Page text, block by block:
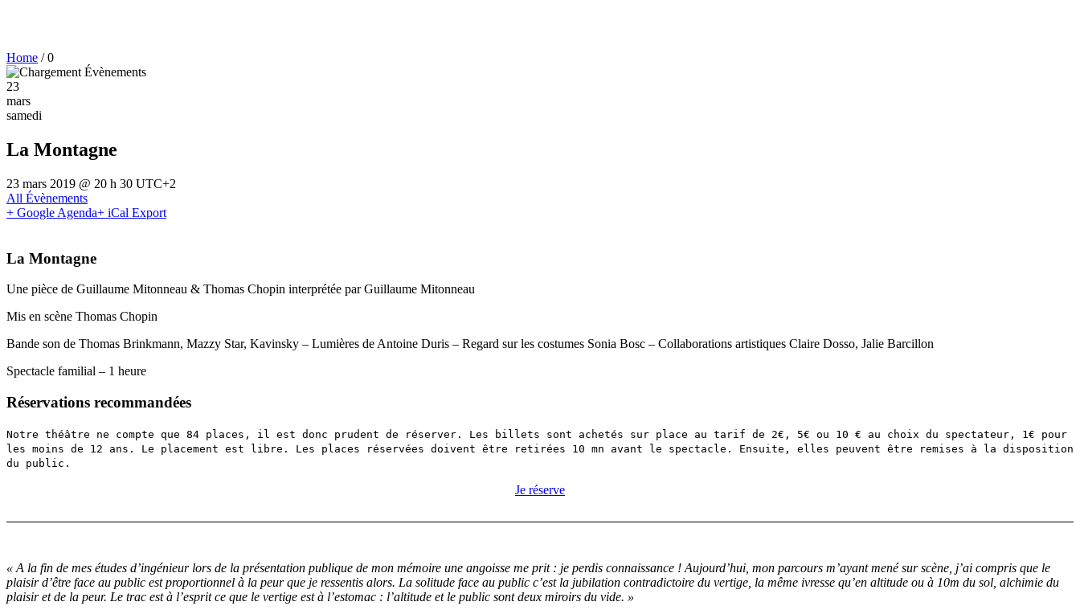
Home /0
23
mars
samedi
La Montagne
23 mars 2019 @ 20 h 30 UTC+2
All Évènements
+ Google Agenda+ iCal Export
La Montagne
Une pièce de Guillaume Mitonneau & Thomas Chopin interprétée par Guillaume Mitonneau
Mis en scène Thomas Chopin
Bande son de Thomas Brinkmann, Mazzy Star, Kavinsky – Lumières de Antoine Duris – Regard sur les costumes Sonia Bosc – Collaborations artistiques Claire Dosso, Jalie Barcillon
Spectacle familial – 1 heure
Réservations recommandées
Notre théâtre ne compte que 84 places, il est donc prudent de réserver. Les billets sont achetés sur place au tarif de 2€, 5€ ou 10 € au choix du spectateur, 1€ pour
les moins de 12 ans. Le placement est libre. Les places réservées doivent être retirées 10 mn avant le spectacle. Ensuite, elles peuvent être remises à la disposition
du public.
Je réserve
« A la fin de mes études d’ingénieur lors de la présentation publique de mon mémoire une angoisse me prit : je perdis connaissance ! Aujourd’hui, mon parcours m’ayant mené sur scène, j’ai compris que le
plaisir d’être face au public est proportionnel à la peur que je ressentis alors. La solitude face au public c’est la jubilation contradictoire du vertige, la même ivresse qu’en altitude ou à 10m du sol, alchimie du
plaisir et de la peur. Le trac est à l’esprit ce que le vertige est à l’estomac : l’altitude et le public sont deux miroirs du vide. »